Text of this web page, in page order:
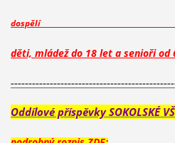
dospělí
děti, mládež do 18 let a senioři
Oddílové příspěvky SOKOLSKÉ